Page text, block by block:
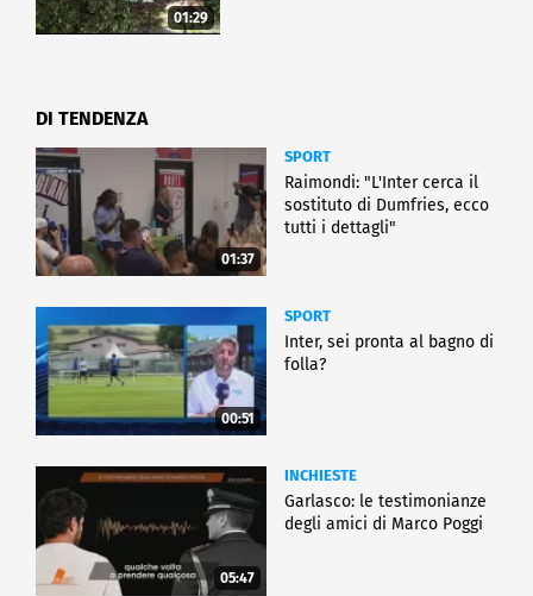
01:29
DI TENDENZA
01:37
SPORT
Raimondi: "L'Inter cerca il
sostituto di Dumfries, ecco
tutti i dettagli"
00:51
SPORT
Inter, sei pronta al bagno di
folla?
05:47
INCHIESTE
Garlasco: le testimonianze
degli amici di Marco Poggi